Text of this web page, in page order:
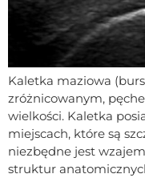
Kaletka maziowa
zróżnicowanym,
wielkości. Kaletka
miejscach, które są
niezbędne jest
struktur